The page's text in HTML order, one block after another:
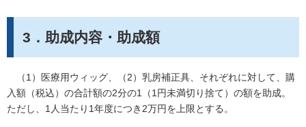
3．助成内容・助成額
（1）医療用ウィッグ、（2）乳房補正具、それぞれに対して、購
入額（税込）の合計額の2分の1（1円未満切り捨て）の額を助成。
ただし、1人当たり1年度につき2万円を上限とする。